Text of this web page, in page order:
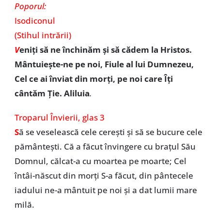
Poporul:
Isodiconul
(Stihul intrării)
Veniți să ne închinăm și să cădem la Hristos.
Mântuiește-ne pe noi, Fiule al lui Dumnezeu,
Cel ce ai înviat din morți, pe noi care Îți
cântăm Ție. Aliluia.
Troparul Învierii, glas 3
Să se veselească cele cerești și să se bucure cele
pământești. Că a făcut învingere cu brațul Său
Domnul, călcat-a cu moartea pe moarte; Cel
întâi-născut din morți S-a făcut, din pântecele
iadului ne-a mântuit pe noi și a dat lumii mare
milă.